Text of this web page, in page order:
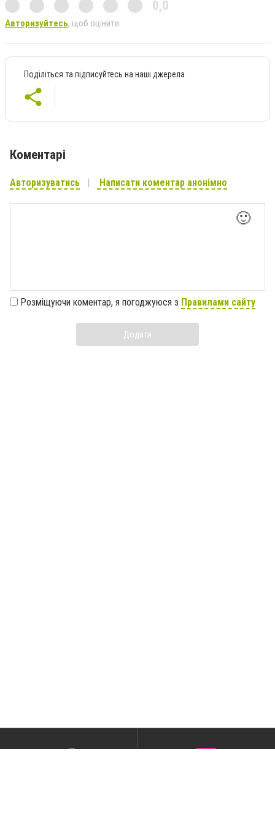
0,0
Авторизуйтесь, щоб оцінити
Поділіться та підписуйтесь на наші джерела
Коментарі
Авторизуватись Написати коментар анонімно
🙂
Розміщуючи коментар, я погоджуюся з Правилами сайту
Додати